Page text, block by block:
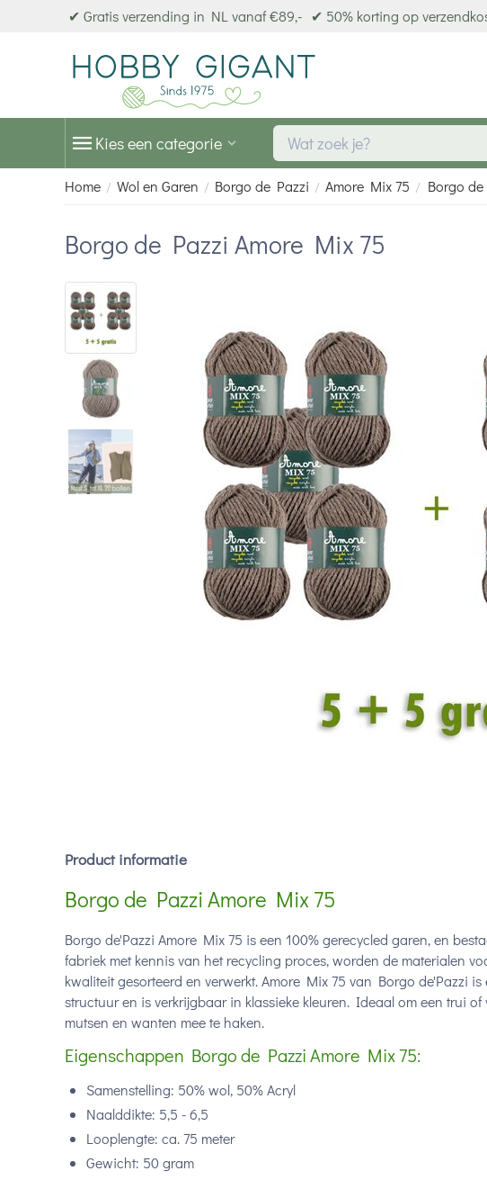
✔ Gratis verzending in NL vanaf €89,- ✔ 50% korting op
Kies een categorie
Home / Wol en Garen / Borgo de Pazzi / Amore Mix 75 / Borgo
Borgo de Pazzi Amore Mix 75
Product informatie
Borgo de Pazzi Amore Mix 75
Borgo de'Pazzi Amore Mix 75 is een 100% gerecycled garen, en
fabriek met kennis van het recycling proces, worden de materialen
kwaliteit gesorteerd en verwerkt. Amore Mix 75 van Borgo de'Pazzi
structuur en is verkrijgbaar in klassieke kleuren. Ideaal om een trui of
mutsen en wanten mee te haken.
Eigenschappen Borgo de Pazzi Amore Mix 75:
Samenstelling: 50% wol, 50% Acryl
Naalddikte: 5,5 - 6,5
Looplengte: ca. 75 meter
Gewicht: 50 gram